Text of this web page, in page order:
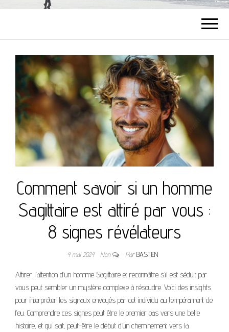
Comment savoir si un homme
Sagittaire est attiré par vous :
8 signes révélateurs
4 mai 2024 Non ParBASTIEN
Attirer l’attention d’un homme Sagittaire et reconnaître s’il est séduit par
vous peut sembler un mystère complexe à résoudre. Voici des insights
pour interpréter les signaux envoyés par cet individu au tempérament de
feu. Comprendre ces signes peut être le premier pas vers une belle
histoire, et qui sait, peut-être le début d’un cheminement vers la